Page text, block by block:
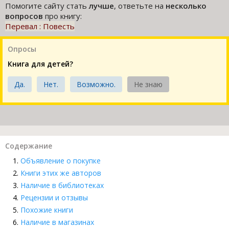
Помогите сайту статьлучше, ответьте на несколько
вопросов про книгу:
Перевал : Повесть
Опросы
Книга для детей?
Да. Нет. Возможно. Не знаю
Содержание
Объявление о покупке
Книги этих же авторов
Наличие в библиотеках
Рецензии и отзывы
Похожие книги
Наличие в магазинах